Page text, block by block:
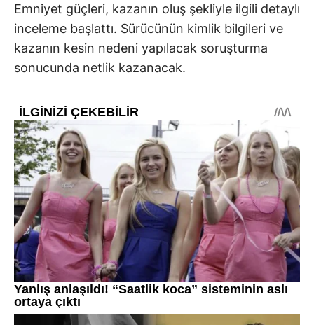
Emniyet güçleri, kazanın oluş şekliyle ilgili detaylı
inceleme başlattı. Sürücünün kimlik bilgileri ve
kazanın kesin nedeni yapılacak soruşturma
sonucunda netlik kazanacak.